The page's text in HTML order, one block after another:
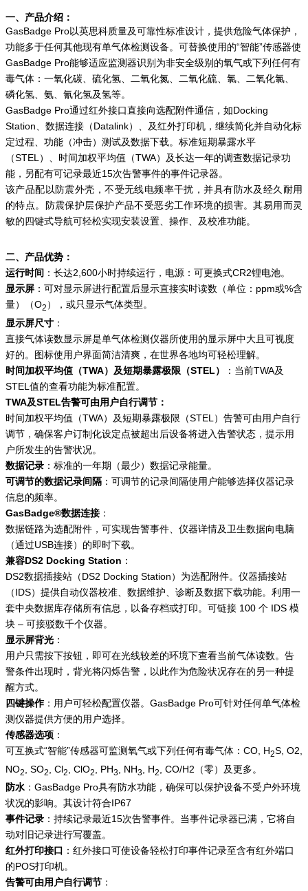
一、产品介绍：
GasBadge Pro以英思科质量及可靠性标准设计，提供危险气体保护，
功能多于任何其他现有单气体检测设备。可替换使用的“智能”传感器使
GasBadge Pro能够适应监测器识别为非安全级别的氧气或下列任何有
毒气体：一氧化碳、硫化氢、二氧化氮、二氧化硫、氯、二氧化氯、
磷化氢、氨、氰化氢及氢等。
GasBadge Pro通过红外接口直接向选配附件通信，如Docking
Station、数据连接（Datalink）、及红外打印机，继续简化并自动化标
定过程、功能（冲击）测试及数据下载。标准短期暴露水平
（STEL）、时间加权平均值（TWA）及长达一年的调查数据记录功
能，另配有可记录最近15次告警事件的事件记录器。
该产品配以防震外壳，不受无线电频率干扰，并具有防水及经久耐用
的特点。防震保护层保护产品不受恶劣工作环境的损害。其易用而灵
敏的四键式导航可轻松实现安装设置、操作、及校准功能。
二、产品优势：
运行时间 ：长达2,600小时持续运行，电源：可更换式CR2锂电池。
显示屏 ：可对显示屏进行配置后显示直接实时读数（单位：ppm或%含
量）（O2 ），或只显示气体类型。
显示屏尺寸 ：
直接气体读数显示屏是单气体检测仪器所使用的显示屏中大且可视度
好的。图标使用户界面简洁清爽，在世界各地均可轻松理解。
时间加权平均值（TWA）及短期暴露极限（STEL）
：当前TWA及
STEL值的查看功能为标准配置。
TWA及STEL告警可由用户自行调节：
时间加权平均值（TWA）及短期暴露极限（STEL）告警可由用户自行
调节，确保客户订制化设定点被超出后设备将进入告警状态，提示用
户所发生的告警状况。
数据记录 ：标准的一年期（最少）数据记录能量。
可调节的数据记录间隔 ：可调节的记录间隔使用户能够选择仪器记录
信息的频率。
GasBadge®数据连接 ：
数据链路为选配附件，可实现告警事件、仪器详情及卫生数据向电脑
（通过USB连接）的即时下载。
兼容DS2 Docking Station ：
DS2数据插接站（DS2 Docking Station）为选配附件。仪器插接站
（IDS）提供自动仪器校准、数据维护、诊断及数据下载功能。利用一
套中央数据库存储所有信息，以备存档或打印。可链接 100 个 IDS 模
块 – 可接驳数千个仪器。
显示屏背光 ：
用户只需按下按钮，即可在光线较差的环境下查看当前气体读数。告
警条件出现时，背光将闪烁告警，以此作为危险状况存在的另一种提
醒方式。
四键操作：用户可轻松配置仪器。GasBadge Pro可针对任何单气体检
测仪器提供方便的用户选择。
传感器选项 ：
可互换式“智能”传感器可监测氧气或下列任何有毒气体：CO, H2S, O2,
NO2 , SO2 , Cl2 , ClO2 , PH3 , NH3 , H2
, CO/H2（零）及更多。
防水：GasBadge Pro具有防水功能，确保可以保护设备不受户外环境
状况的影响。其设计符合IP67
事件记录 ：持续记录最近15次告警事件。当事件记录器已满，它将自
动对旧记录进行写覆盖。
红外打印接口 ：红外接口可使设备轻松打印事件记录至含有红外端口
的POS打印机。
告警可由用户自行调节 ：